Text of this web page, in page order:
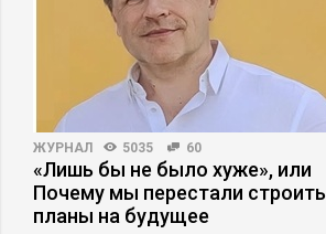
Hair Light
Kapous
Matrix
Periche
Tager
ЖУРНАЛ 5035 60
«Лишь бы не было хуже», или
Почему мы перестали строить
планы на будущее